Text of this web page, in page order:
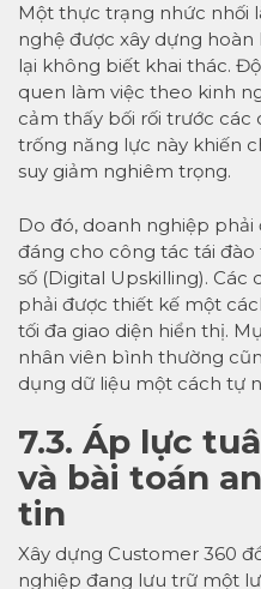
Một thực trạng nhức nhối
nghệ được xây dựng
lại không biết khai thác.
quen làm việc theo kinh
cảm thấy bối rối trước các
trống năng lực này khiến
suy giảm nghiêm trọng.
Do đó, doanh nghiệp
đáng cho công tác tái
số (Digital Upskilling). Các
phải được thiết kế một
tối đa giao diện hiển thị.
nhân viên bình thường
dụng dữ liệu một cách tự
7.3. Áp lực
và bài toán
tin
Xây dựng Customer 360
nghiệp đang lưu trữ một